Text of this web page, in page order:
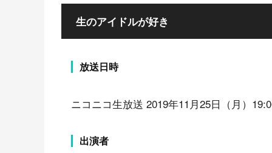
生のアイドルが好き
放送日時
ニコニコ生放送 2019年11月25日（月）
出演者